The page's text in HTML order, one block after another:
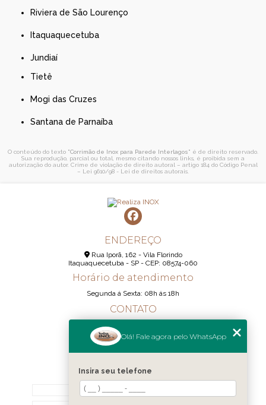
Riviera de São Lourenço
Itaquaquecetuba
Jundiaí
Tietê
Mogi das Cruzes
Santana de Parnaíba
O conteúdo do texto "Corrimão de Inox para Parede Interlagos" é de direito reservado.
Sua reprodução, parcial ou total, mesmo citando nossos links, é proibida sem a
autorização do autor. Crime de violação de direito autoral – artigo 184 do Código Penal
– Lei 9610/98 - Lei de direitos autorais
ENDEREÇO
Rua Iporã, 162 - Vila Florindo
Itaquaquecetuba - SP - CEP: 08574-060
Horário de atendimento
Segunda á Sexta: 08h ás 18h
CONTATO
(11) 98189-1344
MENU
HOME
Olá! Fale agora pelo WhatsApp
Insira seu telefone